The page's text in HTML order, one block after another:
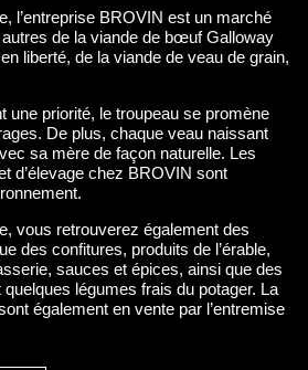
l’entreprise BROVIN est un marché
de la viande de bœuf Galloway
liberté, de la viande de veau de grain,
une priorité, le troupeau se promène
De plus, chaque veau naissant
sa mère de façon naturelle. Les
d’élevage chez BROVIN sont
vous retrouverez également des
des confitures, produits de l’érable,
sauces et épices, ainsi que des
légumes frais du potager. La
également en vente par l’entremise